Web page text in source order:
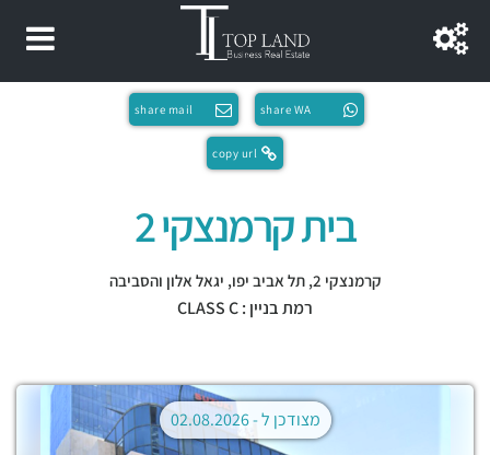
share WA
share mail
copy url
בית קרמנצקי 2
קרמנצקי 2, תל אביב יפו, יגאל אלון והסביבה
רמת בניין : CLASS C
מצודכן ל -02.08.2026